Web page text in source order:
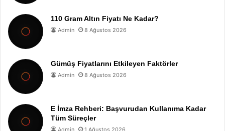
110 Gram Altın Fiyatı Ne Kadar?
Admin 8 Ağustos 2026
Gümüş Fiyatlarını Etkileyen Faktörler
Admin 8 Ağustos 2026
E İmza Rehberi: Başvurudan Kullanıma Kadar
Tüm Süreçler
Admin 1 Ağustos 2026